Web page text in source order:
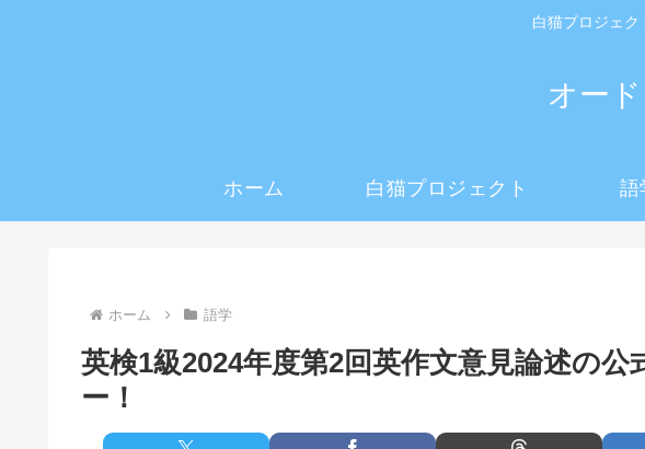
白猫プロジェ
オー
ホーム 白猫プロジェクト 語
ホーム 語学
英検1級2024年度第2回英作文意見論述の公
ー！